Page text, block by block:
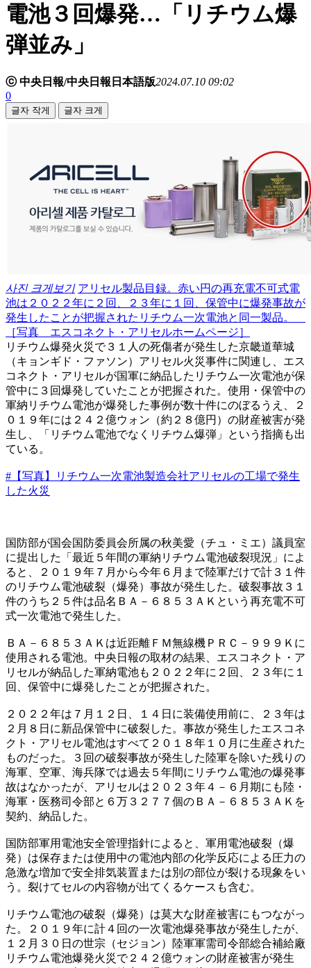
電池３回爆発…「リチウム爆
弾並み」
ⓒ 中央日報/中央日報日本語版2024.07.10 09:02
0
글자 작게 글자 크게
사진 크게보기 アリセル製品目録。赤い円の再充電不可式電
池は２０２２年に２回、２３年に１回、保管中に爆発事故が
発生したことが把握されたリチウム一次電池と同一製品。
［写真 エスコネクト・アリセルホームページ］
リチウム爆発火災で３１人の死傷者が発生した京畿道華城
（キョンギド・ファソン）アリセル火災事件に関連し、エス
コネクト・アリセルが国軍に納品したリチウム一次電池が保
管中に３回爆発していたことが把握された。使用・保管中の
軍納リチウム電池が爆発した事例が数十件にのぼるうえ、２
０１９年には２４２億ウォン（約２８億円）の財産被害が発
生し、「リチウム電池でなくリチウム爆弾」という指摘も出
ている。
#【写真】リチウム一次電池製造会社アリセルの工場で発生
した火災
国防部が国会国防委員会所属の秋美愛（チュ・ミエ）議員室
に提出した「最近５年間の軍納リチウム電池破裂現況」によ
ると、２０１９年７月から今年６月まで陸軍だけで計３１件
のリチウム電池破裂（爆発）事故が発生した。破裂事故３１
件のうち２５件は品名ＢＡ－６８５３ＡＫという再充電不可
式一次電池で発生した。
ＢＡ－６８５３ＡＫは近距離ＦＭ無線機ＰＲＣ－９９９Ｋに
使用される電池。中央日報の取材の結果、エスコネクト・ア
リセルが納品した軍納電池も２０２２年に２回、２３年に１
回、保管中に爆発したことが把握された。
２０２２年は７月１２日、１４日に装備使用前に、２３年は
２月８日に新品保管中に破裂した。事故が発生したエスコネ
クト・アリセル電池はすべて２０１８年１０月に生産された
ものだった。３回の破裂事故が発生した陸軍を除いた残りの
海軍、空軍、海兵隊では過去５年間にリチウム電池の爆発事
故はなかったが、アリセルは２０２３年４－６月期にも陸・
海軍・医務司令部と６万３２７７個のＢＡ－６８５３ＡＫを
契約、納品した。
国防部軍用電池安全管理指針によると、軍用電池破裂（爆
発）は保存または使用中の電池内部の化学反応による圧力の
急激な増加で安全排気装置または別の部位が裂ける現象をい
う。裂けてセルの内容物が出てくるケースも含む。
リチウム電池の破裂（爆発）は莫大な財産被害にもつながっ
た。２０１９年に計４回の一次電池爆発事故が発生したが、
１２月３０日の世宗（セジョン）陸軍軍需司令部総合補給廠
リチウム電池爆発火災で２４２億ウォンの財産被害が発生